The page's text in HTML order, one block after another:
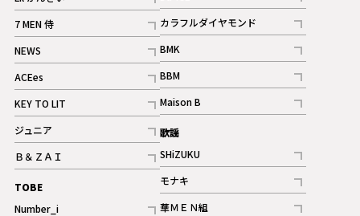
記事
7 MEN 侍
記事
NEWS
記事
ACEes
記事
KEY TO LIT
記事
ジュニア
記事
Ｂ＆ＺＡＩ
記事
TOBE
Number_i
記事
カラフルダイヤモンド
記事
BMK
記事
BBM
記事
ギャラリー
Maison B
記事
歌謡
SHiZUKU
記事
モナキ
記事
華ＭＥＮ組